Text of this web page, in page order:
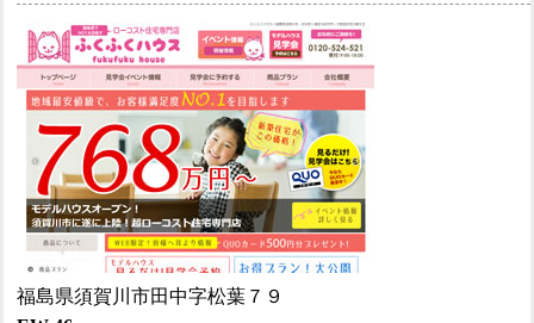
福島県須賀川市田中字松葉７９